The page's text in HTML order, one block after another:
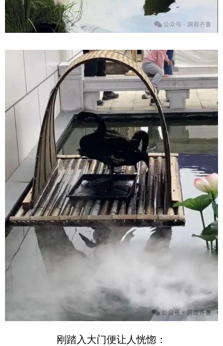
刚踏入大门便让人恍惚：